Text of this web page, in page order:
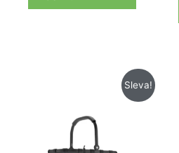
Sleva!
975 Kč.
Aktuální
cena